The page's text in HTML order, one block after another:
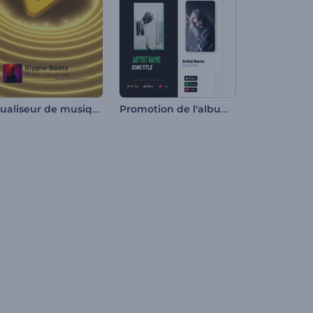
Visualiseur de musique Ripple Beats Promotion de l'album Rythmes modernes